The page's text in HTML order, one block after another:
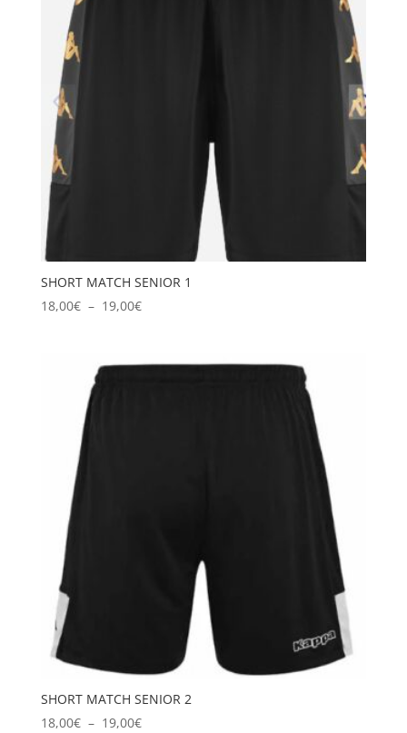
SHORT MATCH SENIOR 1
18,00€ – 19,00€Plage
18,00€
SHORT MATCH SENIOR 2
18,00€ – 19,00€Plage